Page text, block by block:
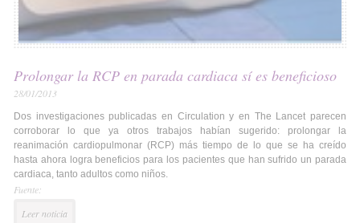
Prolongar la RCP en parada cardiaca sí es beneficioso
28/01/2013
Dos investigaciones publicadas en Circulation y en The Lancet parecen
corroborar lo que ya otros trabajos habían sugerido: prolongar la
reanimación cardiopulmonar (RCP) más tiempo de lo que se ha creído
hasta ahora logra beneficios para los pacientes que han sufrido un parada
cardiaca, tanto adultos como niños.
Fuente:
Leer noticia